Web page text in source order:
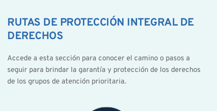
RUTAS DE PROTECCIÓN INTEGRAL DE
DERECHOS
Accede a esta sección para conocer el camino o pasos a
seguir para brindar la garantía y protección de los derechos
de los grupos de atención prioritaria.